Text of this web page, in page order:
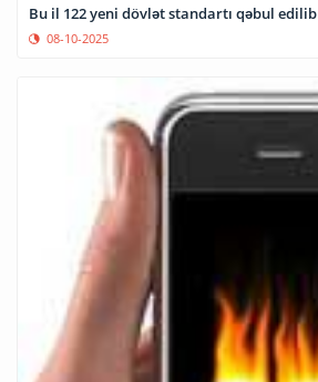
Bu il 122 yeni dövlət standartı qəbul edilib
08-10-2025